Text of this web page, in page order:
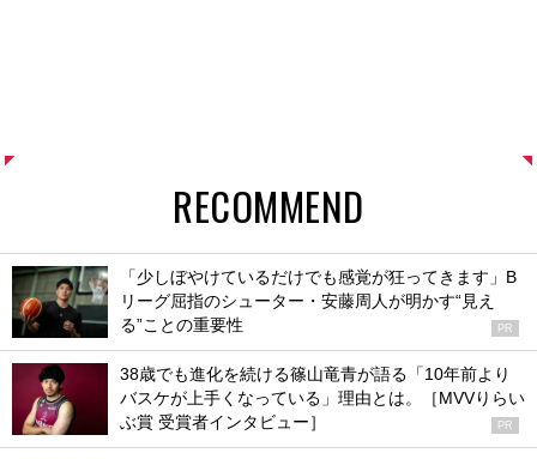
リーグ屈指のシューター・安藤周人が明かす“見え
る”ことの重要性
PR
38歳でも進化を続ける篠山竜青が語る「10年前より
バスケが上手くなっている」理由とは。［MVVりらい
ぶ賞 受賞者インタビュー］
PR
世界の頂点に君臨し続けるオランダの超人ハリー・ラ
ブレイセンと日本のエースの太田海也「絶対王者から